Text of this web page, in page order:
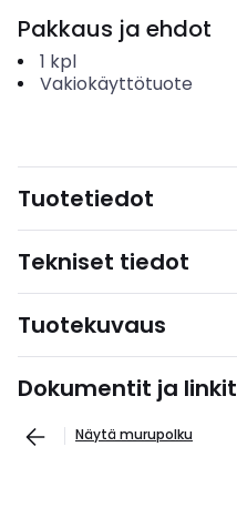
Pakkaus ja ehdot
1 kpl
Vakiokäyttötuote
Tuotetiedot
Tekniset tiedot
Tuotekuvaus
Dokumentit ja linkit
Näytä murupolku